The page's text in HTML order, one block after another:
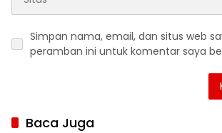
Simpan nama, email, dan situs web
peramban ini untuk komentar saya
Baca Juga